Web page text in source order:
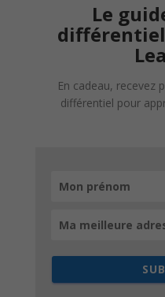
Le
différentiel
En cadeau, recevez
différentiel pour